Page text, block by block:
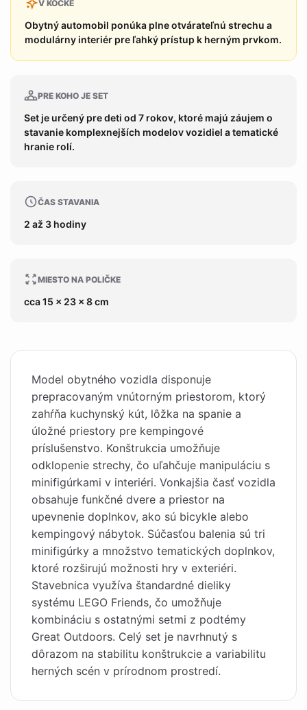
V KOCKE
Obytný automobil ponúka plne otvárateľnú strechu a
modulárny interiér pre ľahký prístup k herným prvkom.
PRE KOHO JE SET
Set je určený pre deti od 7 rokov, ktoré majú záujem o
stavanie komplexnejších modelov vozidiel a tematické
hranie rolí.
ČAS STAVANIA
2 až 3 hodiny
MIESTO NA POLIČKE
cca 15 x 23 x 8 cm
Model obytného vozidla disponuje
prepracovaným vnútorným priestorom, ktorý
zahŕňa kuchynský kút, lôžka na spanie a
úložné priestory pre kempingové
príslušenstvo. Konštrukcia umožňuje
odklopenie strechy, čo uľahčuje manipuláciu s
minifigúrkami v interiéri. Vonkajšia časť vozidla
obsahuje funkčné dvere a priestor na
upevnenie doplnkov, ako sú bicykle alebo
kempingový nábytok. Súčasťou balenia sú tri
minifigúrky a množstvo tematických doplnkov,
ktoré rozširujú možnosti hry v exteriéri.
Stavebnica využíva štandardné dieliky
systému LEGO Friends, čo umožňuje
kombináciu s ostatnými setmi z podtémy
Great Outdoors. Celý set je navrhnutý s
dôrazom na stabilitu konštrukcie a variabilitu
herných scén v prírodnom prostredí.